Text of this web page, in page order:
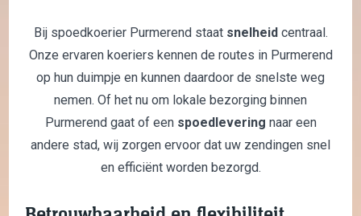
Bij spoedkoerier Purmerend staat snelheidcentraal.
Onze ervaren koeriers kennen de routes in Purmerend
op hun duimpje en kunnen daardoor de snelste weg
nemen. Of het nu om lokale bezorging binnen
Purmerend gaat of een spoedlevering naar een
andere stad, wij zorgen ervoor dat uw zendingen snel
en efficiënt worden bezorgd.